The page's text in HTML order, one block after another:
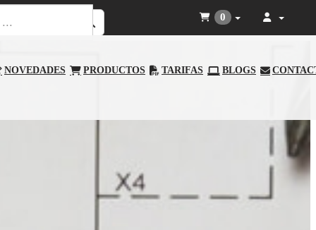
NOVEDADES PRODUCTOS TARIFAS BLOGS
0